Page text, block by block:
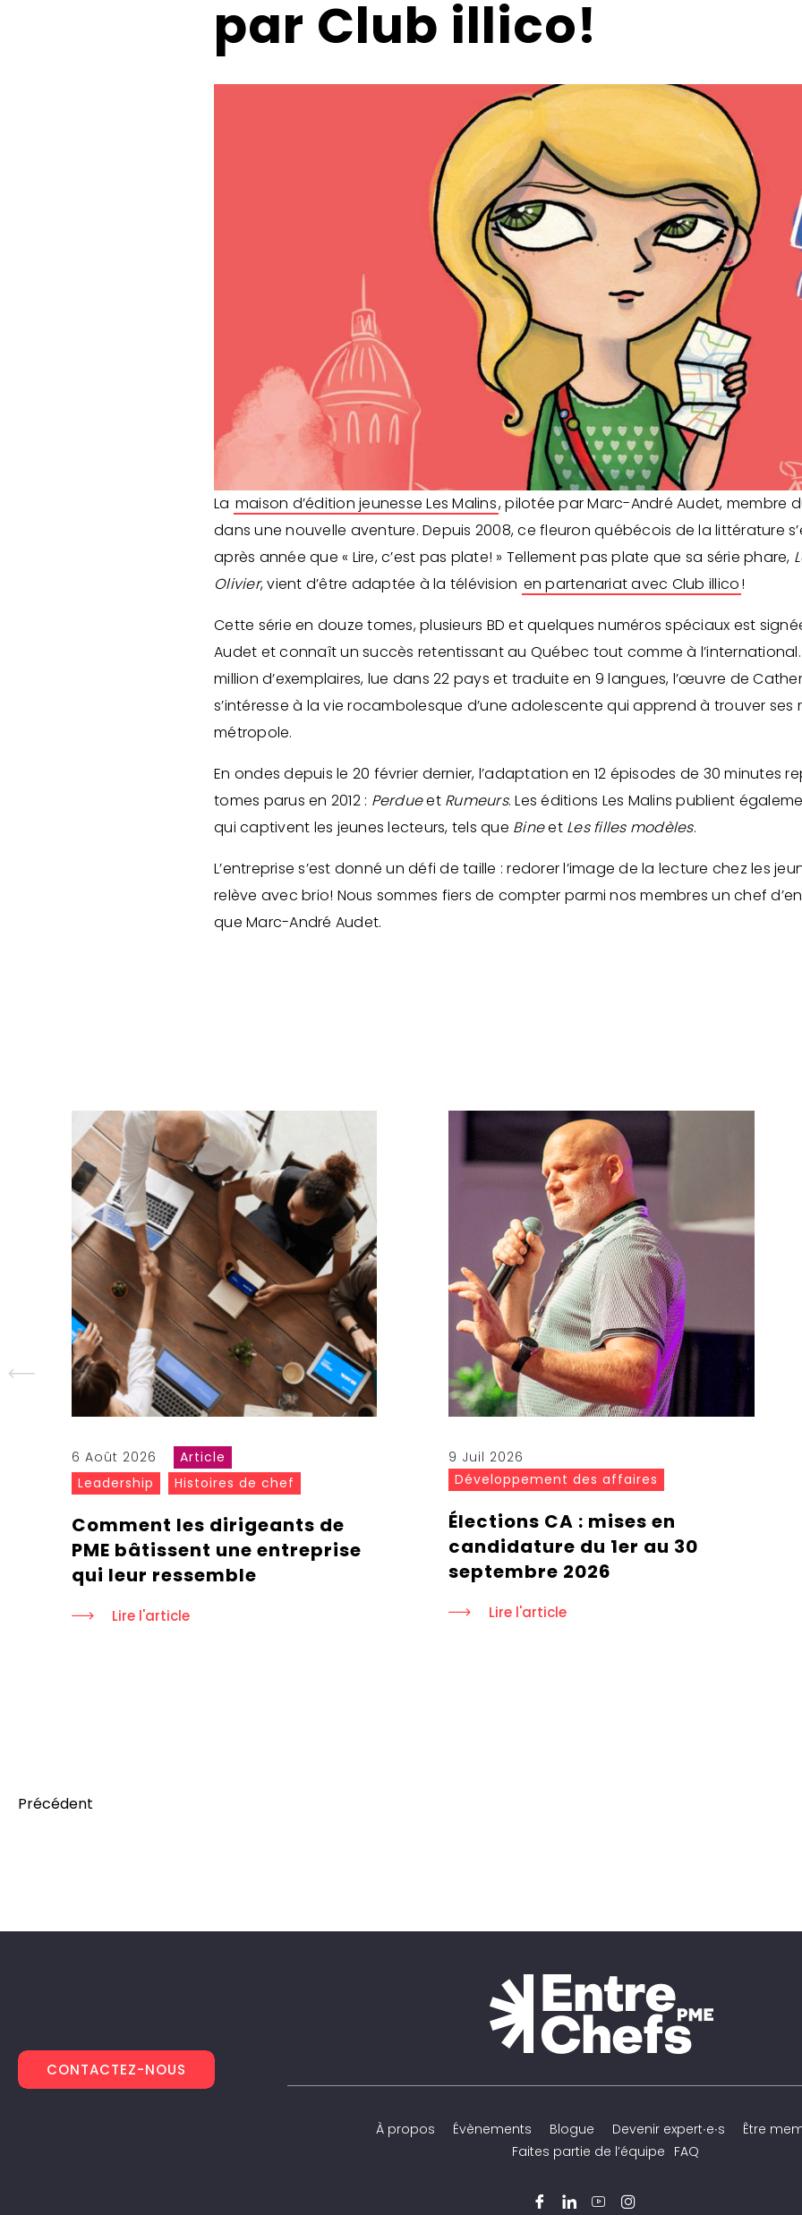
par Club illico!
La maison d’édition jeunesse Les Malins, pilotée par Marc-André Audet, membre
dans une nouvelle aventure. Depuis 2008, ce fleuron québécois de la littérature
après année que « Lire, c’est pas plate! » Tellement pas plate que sa série phare,
Olivier, vient d’être adaptée à la télévision en partenariat avec Club illico!
Cette série en douze tomes, plusieurs BD et quelques numéros spéciaux est
Audet et connaît un succès retentissant au Québec tout comme à l’international.
million d’exemplaires, lue dans 22 pays et traduite en 9 langues, l’œuvre de
s’intéresse à la vie rocambolesque d’une adolescente qui apprend à trouver ses
métropole.
En ondes depuis le 20 février dernier, l’adaptation en 12 épisodes de 30 minutes
tomes parus en 2012 : Perdueet Rumeurs. Les éditions Les Malins publient
qui captivent les jeunes lecteurs, tels que Bineet Les filles modèles.
L’entreprise s’est donné un défi de taille : redorer l’image de la lecture chez les
relève avec brio! Nous sommes fiers de compter parmi nos membres un chef
que Marc-André Audet.
6 Août 2026
Article
Leadership
Histoires de chef
Comment les dirigeants de
PME bâtissent une entreprise
qui leur ressemble
Lire l'article
9 Juil 2026
Développement des affaires
Élections CA : mises en
candidature du 1er au 30
septembre 2026
Lire l'article
Précédent
CONTACTEZ-NOUS
À propos Évènements Blogue Devenir expert∙e∙s
Être
Faites partie de l’équipe FAQ
FacebookLinkedInYouTubeInstagram